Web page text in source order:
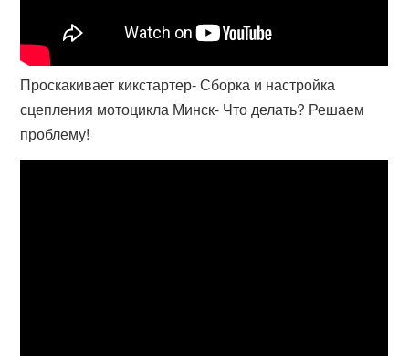
Проскакивает кикстартер- Сборка и настройка
сцепления мотоцикла Минск- Что делать? Решаем
проблему!